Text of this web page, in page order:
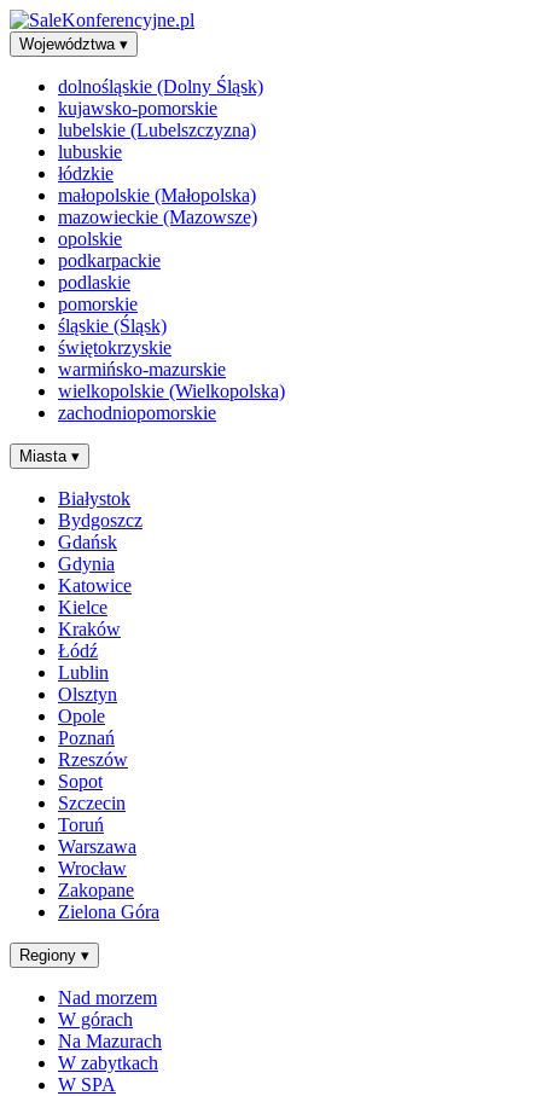
Województwa ▾
dolnośląskie (Dolny Śląsk)
kujawsko-pomorskie
lubelskie (Lubelszczyzna)
lubuskie
łódzkie
małopolskie (Małopolska)
mazowieckie (Mazowsze)
opolskie
podkarpackie
podlaskie
pomorskie
śląskie (Śląsk)
świętokrzyskie
warmińsko-mazurskie
wielkopolskie (Wielkopolska)
zachodniopomorskie
Miasta ▾
Białystok
Bydgoszcz
Gdańsk
Gdynia
Katowice
Kielce
Kraków
Łódź
Lublin
Olsztyn
Opole
Poznań
Rzeszów
Sopot
Szczecin
Toruń
Warszawa
Wrocław
Zakopane
Zielona Góra
Regiony ▾
Nad morzem
W górach
Na Mazurach
W zabytkach
W SPA